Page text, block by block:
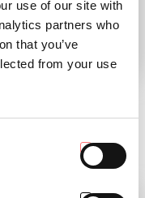
use of our site with
partners who
that you’ve
from your use
de los "vignerons"
LEE